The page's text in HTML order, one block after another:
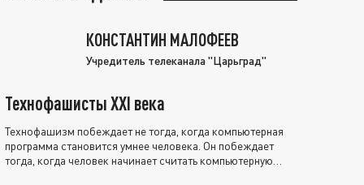
КОНСТАНТИН МАЛОФЕЕВ
Учредитель телеканала "Царьград"
Технофашисты XXI века
Технофашизм побеждает не тогда, когда компьютерная
программа становится умнее человека. Он побеждает
тогда, когда человек начинает считать компьютерную